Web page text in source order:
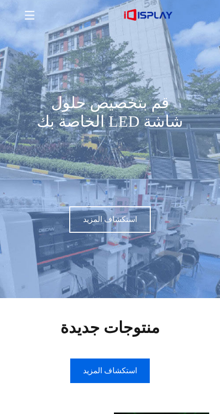
قم بتخصيص حلول
شاشة LED الخاصة بك
استكشاف المزيد
قم بتخصيص حلول شاشة LED الخاصة بك
استكشاف المزيد
منتوجات جديدة
استكشاف المزيد